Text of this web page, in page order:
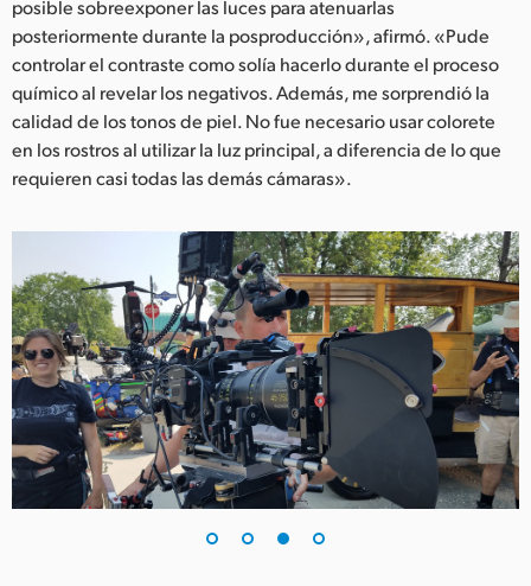
posible sobreexponer las luces para atenuarlas
posteriormente durante la posproducción», afirmó. «Pude
controlar el contraste como solía hacerlo durante el proceso
químico al revelar los negativos. Además, me sorprendió la
calidad de los tonos de piel. No fue necesario usar colorete
en los rostros al utilizar la luz principal, a diferencia de lo que
requieren casi todas las demás cámaras».